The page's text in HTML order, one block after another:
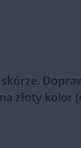
złoty kolor